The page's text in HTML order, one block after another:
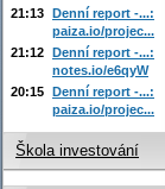
21:13 Denní report -...:
paiza.io/projec...
21:12 Denní report -...:
notes.io/e6qyW
20:15 Denní report -...:
paiza.io/projec...
Škola investování